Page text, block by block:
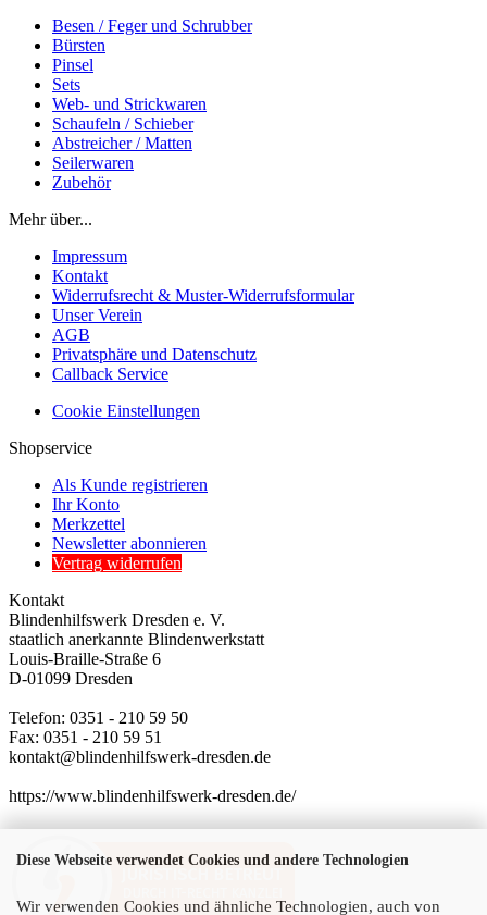
Diese Webseite verwendet Cookies und andere Technologien
Wir verwenden Cookies und ähnliche Technologien, auch von
Besen / Feger und Schrubber
Bürsten
Pinsel
Sets
Web- und Strickwaren
Schaufeln / Schieber
Abstreicher / Matten
Seilerwaren
Zubehör
Mehr über...
Impressum
Kontakt
Widerrufsrecht & Muster-Widerrufsformular
Unser Verein
AGB
Privatsphäre und Datenschutz
Callback Service
Cookie Einstellungen
Shopservice
Als Kunde registrieren
Ihr Konto
Merkzettel
Newsletter abonnieren
Vertrag widerrufen
Kontakt
Blindenhilfswerk Dresden e. V.
staatlich anerkannte Blindenwerkstatt
Louis-Braille-Straße 6
D-01099 Dresden
Telefon: 0351 - 210 59 50
Fax: 0351 - 210 59 51
kontakt@blindenhilfswerk-dresden.de
https://www.blindenhilfswerk-dresden.de/